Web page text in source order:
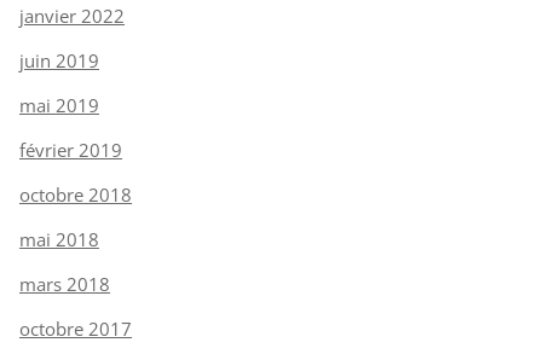
janvier 2022
juin 2019
mai 2019
février 2019
octobre 2018
mai 2018
mars 2018
octobre 2017